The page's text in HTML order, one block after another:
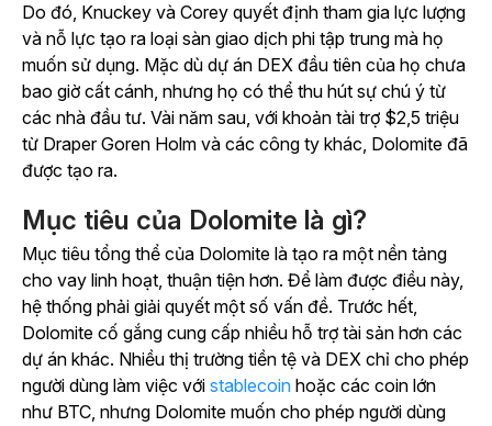
Do đó, Knuckey và Corey quyết định tham gia lực lượng
và nỗ lực tạo ra loại sàn giao dịch phi tập trung mà họ
muốn sử dụng. Mặc dù dự án DEX đầu tiên của họ chưa
bao giờ cất cánh, nhưng họ có thể thu hút sự chú ý từ
các nhà đầu tư. Vài năm sau, với khoản tài trợ $2,5 triệu
từ Draper Goren Holm và các công ty khác, Dolomite đã
được tạo ra.
Mục tiêu của Dolomite là gì?
Mục tiêu tổng thể của Dolomite là tạo ra một nền tảng
cho vay linh hoạt, thuận tiện hơn. Để làm được điều này,
hệ thống phải giải quyết một số vấn đề. Trước hết,
Dolomite cố gắng cung cấp nhiều hỗ trợ tài sản hơn các
dự án khác. Nhiều thị trường tiền tệ và DEX chỉ cho phép
người dùng làm việc với stablecoin hoặc các coin lớn
như BTC, nhưng Dolomite muốn cho phép người dùng